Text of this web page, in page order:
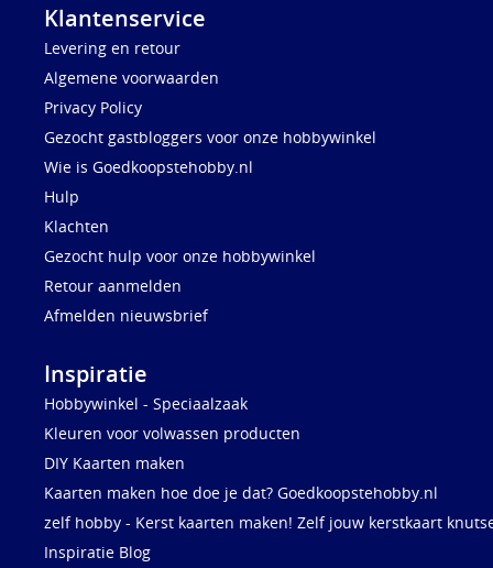
Klantenservice
Levering en retour
Algemene voorwaarden
Privacy Policy
Gezocht gastbloggers voor onze hobbywinkel
Wie is Goedkoopstehobby.nl
Hulp
Klachten
Gezocht hulp voor onze hobbywinkel
Retour aanmelden
Afmelden nieuwsbrief
Inspiratie
Hobbywinkel - Speciaalzaak
Kleuren voor volwassen producten
DIY Kaarten maken
Kaarten maken hoe doe je dat? Goedkoopstehobby.nl
zelf hobby - Kerst kaarten maken! Zelf jouw kerstkaart
Inspiratie Blog